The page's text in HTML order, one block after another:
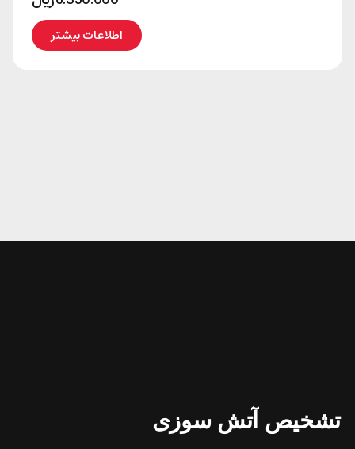
اطلاعات بیشتر
تشخیص آتش سوزی